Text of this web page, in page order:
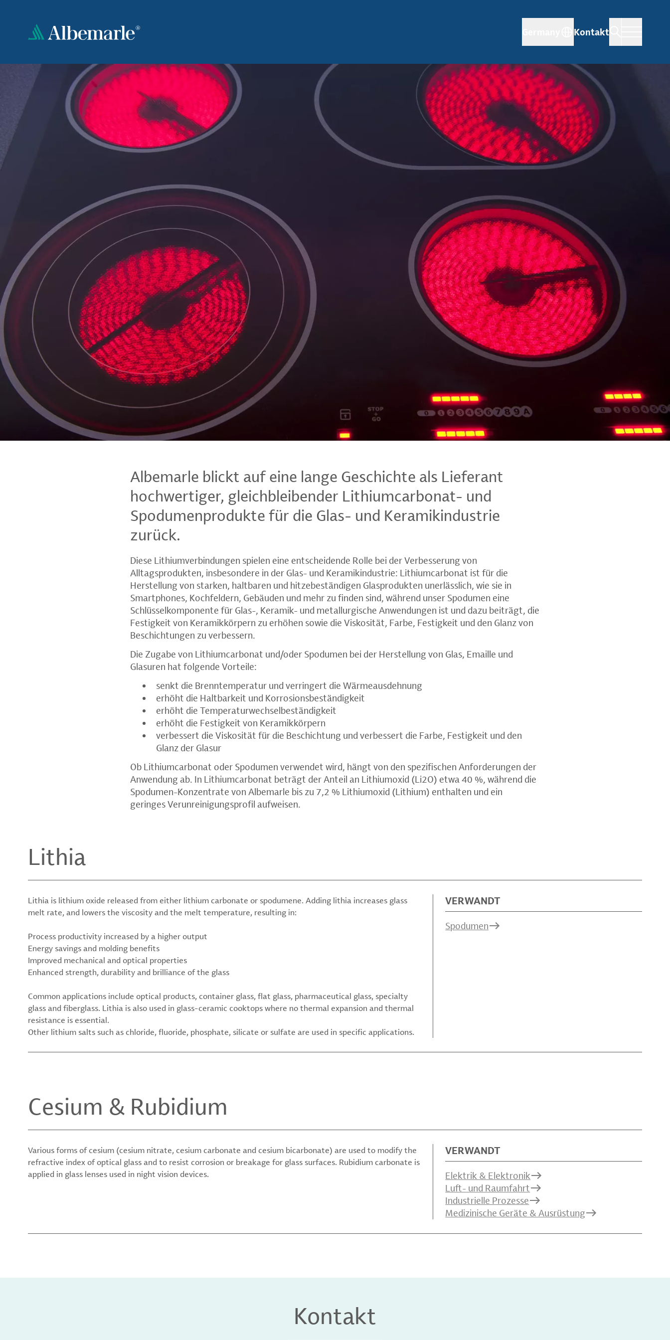
Kontakt
Albemarle blickt auf eine lange Geschichte als Lieferant
hochwertiger, gleichbleibender Lithiumcarbonat- und
Spodumenprodukte für die Glas- und Keramikindustrie
zurück.
Diese Lithiumverbindungen spielen eine entscheidende Rolle bei der Verbesserung von
Alltagsprodukten, insbesondere in der Glas- und Keramikindustrie: Lithiumcarbonat ist für die
Herstellung von starken, haltbaren und hitzebeständigen Glasprodukten unerlässlich, wie sie in
Smartphones, Kochfeldern, Gebäuden und mehr zu finden sind, während unser Spodumen eine
Schlüsselkomponente für Glas-, Keramik- und metallurgische Anwendungen ist und dazu beiträgt, die
Festigkeit von Keramikkörpern zu erhöhen sowie die Viskosität, Farbe, Festigkeit und den Glanz von
Beschichtungen zu verbessern.
Die Zugabe von Lithiumcarbonat und/oder Spodumen bei der Herstellung von Glas, Emaille und
Glasuren hat folgende Vorteile:
senkt die Brenntemperatur und verringert die Wärmeausdehnung
erhöht die Haltbarkeit und Korrosionsbeständigkeit
erhöht die Temperaturwechselbeständigkeit
erhöht die Festigkeit von Keramikkörpern
verbessert die Viskosität für die Beschichtung und verbessert die Farbe, Festigkeit und den
Glanz der Glasur
Ob Lithiumcarbonat oder Spodumen verwendet wird, hängt von den spezifischen Anforderungen der
Anwendung ab. In Lithiumcarbonat beträgt der Anteil an Lithiumoxid (Li2O) etwa 40 %, während die
Spodumen-Konzentrate von Albemarle bis zu 7,2 % Lithiumoxid (Lithium) enthalten und ein
geringes Verunreinigungsprofil aufweisen.
Lithia
Lithia is lithium oxide released from either lithium carbonate or spodumene. Adding lithia increases glass
melt rate, and lowers the viscosity and the melt temperature, resulting in:
Process productivity increased by a higher output
Energy savings and molding benefits
Improved mechanical and optical properties
Enhanced strength, durability and brilliance of the glass
Common applications include optical products, container glass, flat glass, pharmaceutical glass, specialty
glass and fiberglass. Lithia is also used in glass-ceramic cooktops where no thermal expansion and thermal
resistance is essential.
Other lithium salts such as chloride, fluoride, phosphate, silicate or sulfate are used in specific applications.
VERWANDT
Spodumen
Cesium & Rubidium
Various forms of cesium (cesium nitrate, cesium carbonate and cesium bicarbonate) are used to modify the
refractive index of optical glass and to resist corrosion or breakage for glass surfaces. Rubidium carbonate is
applied in glass lenses used in night vision devices.
VERWANDT
Elektrik & Elektronik
Luft- und Raumfahrt
Industrielle Prozesse
Medizinische Geräte & Ausrüstung
Kontakt